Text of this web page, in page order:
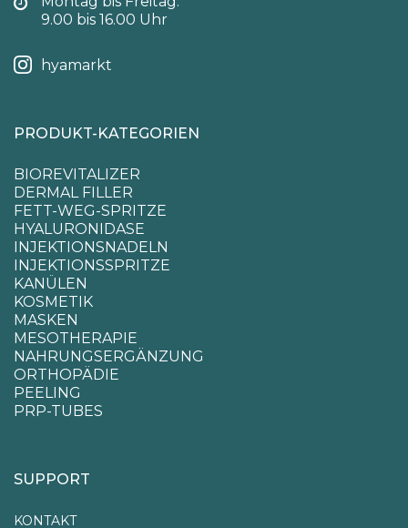
9.00 bis 16.00 Uhr
hyamarkt
PRODUKT-KATEGORIEN
BIOREVITALIZER
DERMAL FILLER
FETT-WEG-SPRITZE
HYALURONIDASE
INJEKTIONSNADELN
INJEKTIONSSPRITZE
KANÜLEN
KOSMETIK
MASKEN
MESOTHERAPIE
NAHRUNGSERGÄNZUNG
ORTHOPÄDIE
PEELING
PRP-TUBES
SUPPORT
KONTAKT